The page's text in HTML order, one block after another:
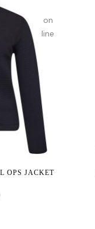
on
line
OPS JACKET